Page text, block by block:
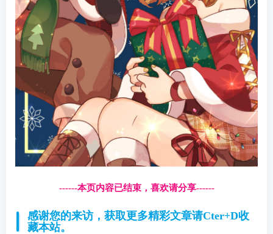
------本页内容已结束，喜欢请分享------
感谢您的来访，获取更多精彩文章请Cter+D收
藏本站。